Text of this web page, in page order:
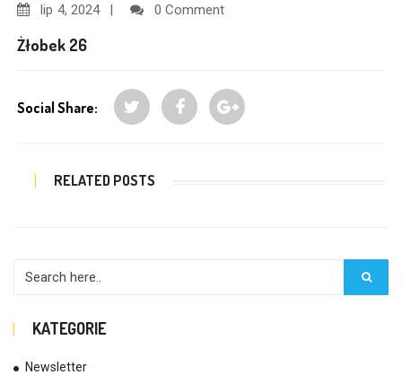
lip 4, 2024 0 Comment
Żłobek 26
Social Share:
RELATED POSTS
KATEGORIE
Newsletter